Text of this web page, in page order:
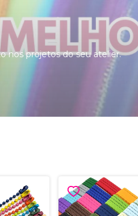
nos projetos do seu atelier.